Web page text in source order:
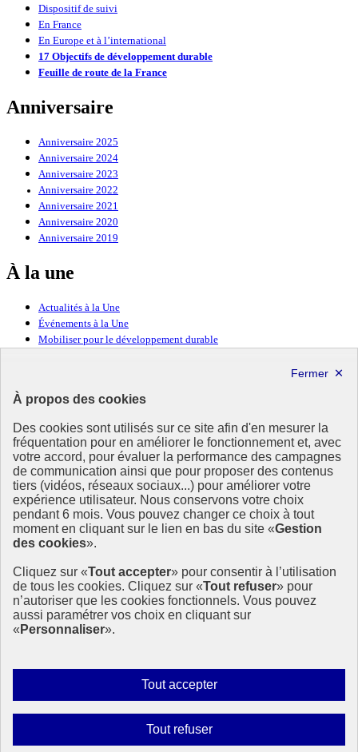
À propos des cookies
Des cookies sont utilisés sur ce site afin d'en mesurer la
fréquentation pour en améliorer le fonctionnement et, avec
votre accord, pour évaluer la performance des campagnes
de communication ainsi que pour proposer des contenus
tiers (vidéos, réseaux sociaux...) pour améliorer votre
expérience utilisateur. Nous conservons votre choix
pendant 6 mois. Vous pouvez changer ce choix à tout
moment en cliquant sur le lien en bas du site «Gestion
des cookies».
Cliquez sur «Tout accepter» pour consentir à l’utilisation
de tous les cookies. Cliquez sur «Tout refuser» pour
n’autoriser que les cookies fonctionnels. Vous pouvez
aussi paramétrer vos choix en cliquant sur
« Personnaliser».
Tout accepterAutoriser
tous
Tout refuserInterdire
tous
Dispositif de suivi
En France
En Europe et à l’international
17 Objectifs de développement durable
Feuille de route de la France
Anniversaire
Anniversaire 2025
Anniversaire 2024
Anniversaire 2023
Anniversaire 2022
Anniversaire 2021
Anniversaire 2020
Anniversaire 2019
À la une
Actualités à la Une
Événements à la Une
Mobiliser pour le développement durable
Ressources
Ressources
La Méth’ODD
Gouvernement
Ce site propose l’information de référence concernant l’Agenda
2030 et la feuille de route de la France. Il valorise la mobilisation de
tous les acteurs.
info.gouv.fr- ouvre une nouvelle fenêtre
service-public.fr - ouvre une nouvelle fenêtre
legifrance.gouv.fr- ouvre une nouvelle fenêtre
data.gouv.fr- ouvre une nouvelle fenêtre
Plan du site
Mentions légales